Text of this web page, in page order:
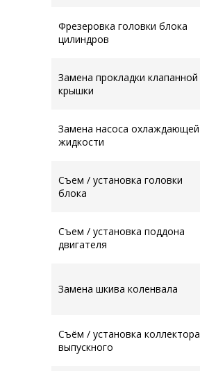
Фрезеровка головки блока
цилиндров
Замена прокладки клапанной
крышки
Замена насоса охлаждающей
жидкости
Съем / установка головки
блока
Съем / установка поддона
двигателя
Замена шкива коленвала
Съём / установка коллектора
выпускного